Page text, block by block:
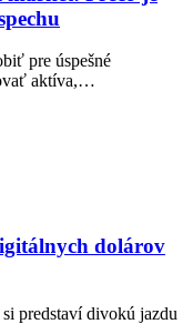
pre úspešné
aktíva,…
dolárov
predstaví divokú jazdu